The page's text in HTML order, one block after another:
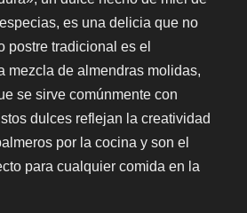
es una delicia que no
postre tradicional es el
mezcla de almendras molidas,
se sirve comúnmente con
dulces reflejan la creatividad
por la cocina y son el
para cualquier comida en la